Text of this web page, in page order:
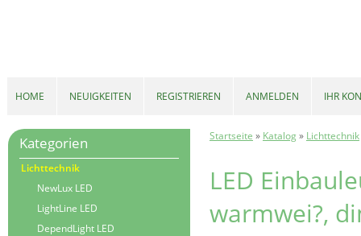
Startseite » Katalog» Lichttechnik
LED
warmwei?,
Kategorien
Lichttechnik
NewLux LED
LightLine LED
DependLight LED
HOME NEUIGKEITEN REGISTRIEREN ANMELDEN IHR